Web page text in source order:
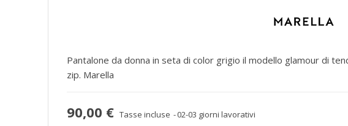
Pantalone da donna in seta di color grigio il modello glamour di
zip. Marella
90,00 € Tasse incluse 02-03 giorni lavorativi